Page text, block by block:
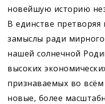
новейшую историю
В единстве
замыслы ради
нашей солнечной
высоких
признаваемых во
новые, более